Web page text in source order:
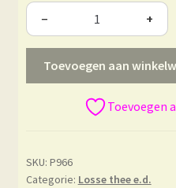
− +
Toevoegen aan
Toevoegen
SKU: P966
Categorie: Losse thee e.d.